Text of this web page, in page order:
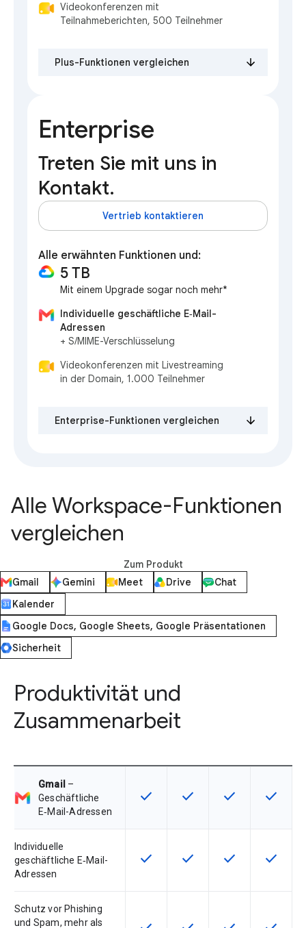
Videokonferenzen mit
Teilnahmeberichten, 500 Teilnehmer
Plus-Funktionen vergleichen
Enterprise
Treten Sie mit uns in
Kontakt.
Vertrieb kontaktieren
Alle erwähnten Funktionen und:
5 TB
Mit einem Upgrade sogar noch mehr*
Individuelle geschäftliche E‑Mail-
Adressen
+ S/MIME-Verschlüsselung
Videokonferenzen mit Livestreaming
in der Domain, 1.000 Teilnehmer
Enterprise-Funktionen vergleichen
Alle Workspace-Funktionen
vergleichen
Zum Produkt
Gmail
Gemini Meet Drive
Chat
Kalender
Google Docs, Google Sheets, Google Präsentationen
Sicherheit
Produktivität und
Zusammenarbeit
Gmail –
Geschäftliche
E‑Mail-Adressen
Diese Funktion ist für die
check Diese Funktion ist für die
check Diese Funktion
check Diese
check
Individuelle
geschäftliche E‑Mail-
Adressen
Diese Funktion ist für die
check Diese Funktion ist für die
check Diese Funktion
check Diese
check
Schutz vor Phishing
und Spam, mehr als